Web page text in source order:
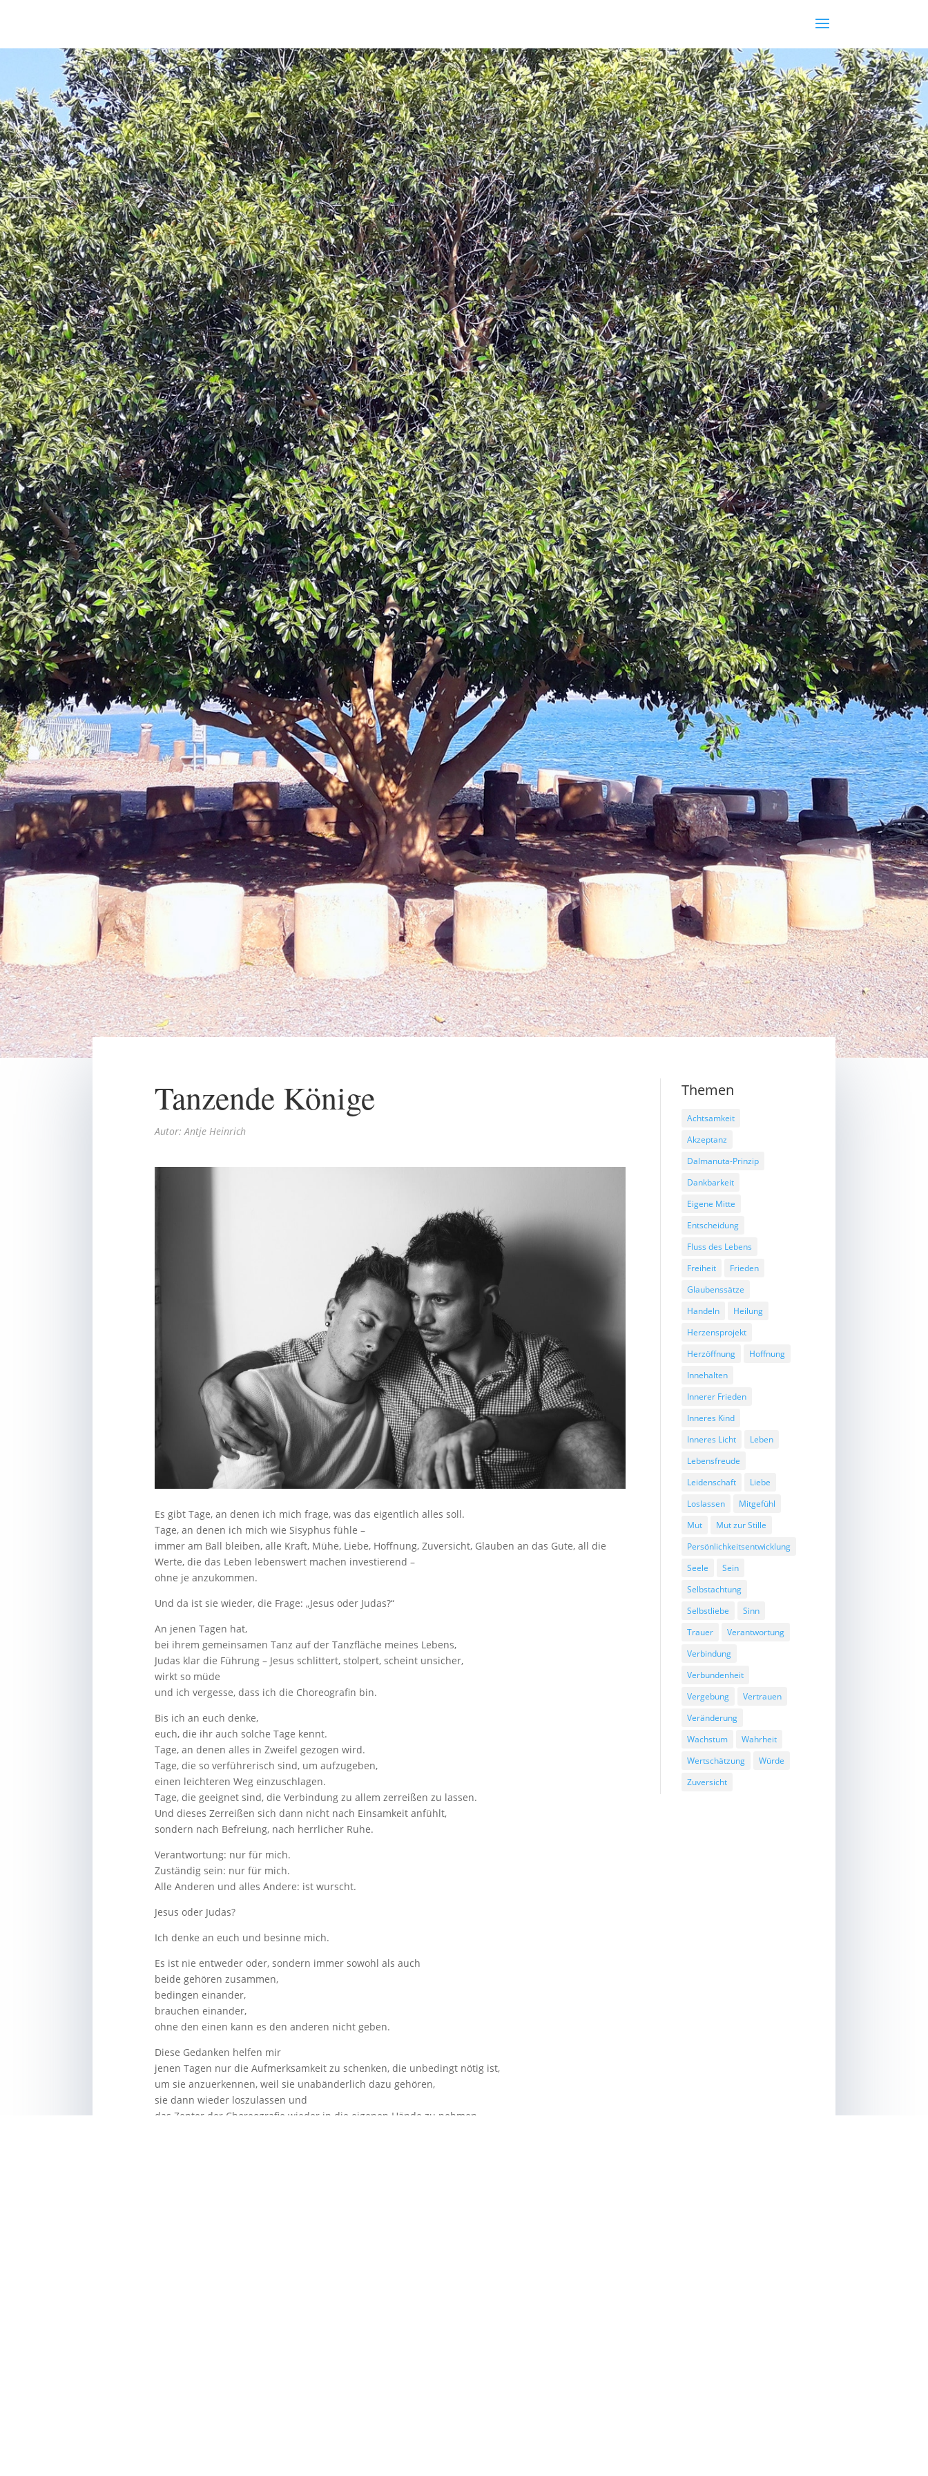
Tanzende Könige
Autor: Antje Heinrich
Es gibt Tage, an denen ich mich frage, was das eigentlich alles soll.
Tage, an denen ich mich wie Sisyphus fühle –
immer am Ball bleiben, alle Kraft, Mühe, Liebe, Hoffnung, Zuversicht, Glauben an das Gute, all die
Werte, die das Leben lebenswert machen investierend –
ohne je anzukommen.
Und da ist sie wieder, die Frage: „Jesus oder Judas?“
An jenen Tagen hat,
bei ihrem gemeinsamen Tanz auf der Tanzfläche meines Lebens,
Judas klar die Führung – Jesus schlittert, stolpert, scheint unsicher,
wirkt so müde
und ich vergesse, dass ich die Choreografin bin.
Bis ich an euch denke,
euch, die ihr auch solche Tage kennt.
Tage, an denen alles in Zweifel gezogen wird.
Tage, die so verführerisch sind, um aufzugeben,
einen leichteren Weg einzuschlagen.
Tage, die geeignet sind, die Verbindung zu allem zerreißen zu lassen.
Und dieses Zerreißen sich dann nicht nach Einsamkeit anfühlt,
sondern nach Befreiung, nach herrlicher Ruhe.
Verantwortung: nur für mich.
Zuständig sein: nur für mich.
Alle Anderen und alles Andere: ist wurscht.
Jesus oder Judas?
Ich denke an euch und besinne mich.
Es ist nie entweder oder, sondern immer sowohl als auch
beide gehören zusammen,
bedingen einander,
brauchen einander,
ohne den einen kann es den anderen nicht geben.
Diese Gedanken helfen mir
jenen Tagen nur die Aufmerksamkeit zu schenken, die unbedingt nötig ist,
um sie anzuerkennen, weil sie unabänderlich dazu gehören,
sie dann wieder loszulassen und
das Zepter der Choreografie wieder in die eigenen Hände zu nehmen.
Themen
Achtsamkeit
Akzeptanz
Dalmanuta-Prinzip
Dankbarkeit
Eigene Mitte
Entscheidung
Fluss des Lebens
Freiheit
Frieden
Glaubenssätze
Handeln
Heilung
Herzensprojekt
Herzöffnung
Hoffnung
Innehalten
Innerer Frieden
Inneres Kind
Inneres Licht
Leben
Lebensfreude
Leidenschaft
Liebe
Loslassen
Mitgefühl
Mut
Mut zur Stille
Persönlichkeitsentwicklung
Seele
Sein
Selbstachtung
Selbstliebe
Sinn
Trauer
Verantwortung
Verbindung
Verbundenheit
Vergebung
Vertrauen
Veränderung
Wachstum
Wahrheit
Wertschätzung
Würde
Zuversicht